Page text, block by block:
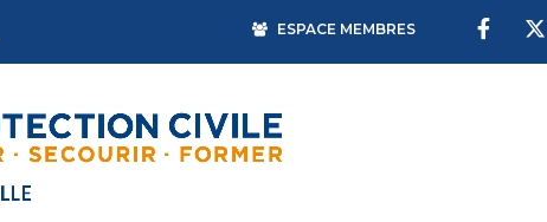
ESPACE MEMBRES